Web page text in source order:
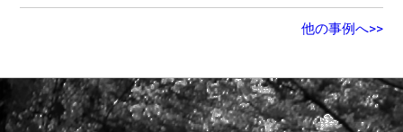
他の事例へ>>